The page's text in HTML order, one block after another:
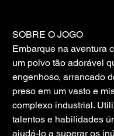
SOBRE O JOGO
Embarque na aventura
um polvo tão adorável
engenhoso, arrancado
preso em um vasto e
complexo industrial.
talentos e habilidades
ajudá-lo a superar os